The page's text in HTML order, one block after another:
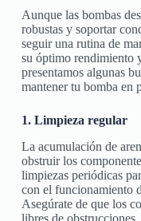
Aunque las bombas
robustas y soportar
seguir una rutina de
su óptimo rendimiento
presentamos algunas
mantener tu bomba en
1. Limpieza regular
La acumulación de
obstruir los
limpiezas periódicas
con el funcionamiento
Asegúrate de que los
libres de obstrucciones.